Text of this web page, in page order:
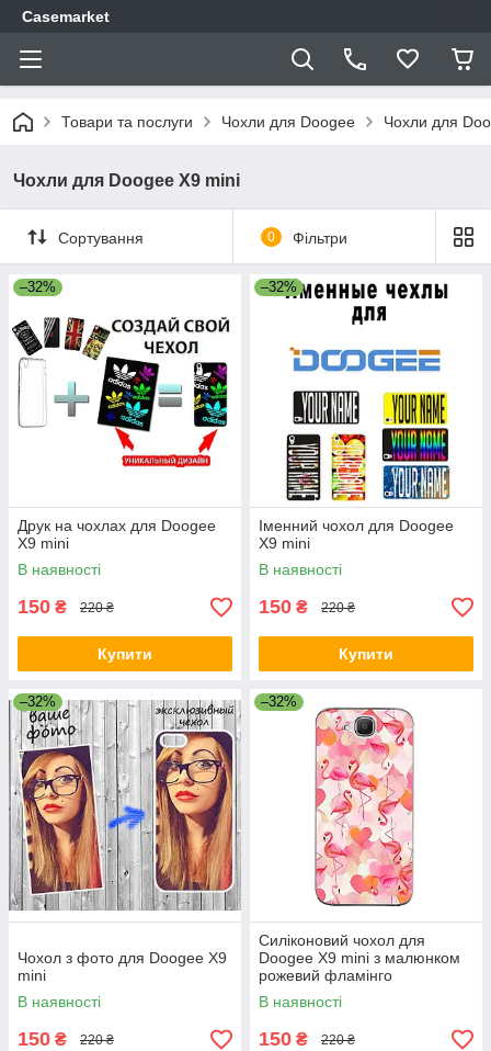
Casemarket
Товари та послуги Чохли для Doogee Чохли для
Чохли для Doogee X9 mini
Сортування 0 Фільтри
–32%
Друк на чохлах для Doogee
X9 mini
В наявності
150 ₴ 220 ₴
Купити
–32%
Іменний чохол для Doogee
X9 mini
В наявності
150 ₴ 220 ₴
Купити
–32%
Чохол з фото для Doogee X9
mini
В наявності
150 ₴ 220 ₴
–32%
Силіконовий чохол для
Doogee X9 mini з малюнком
рожевий фламінго
В наявності
150 ₴ 220 ₴